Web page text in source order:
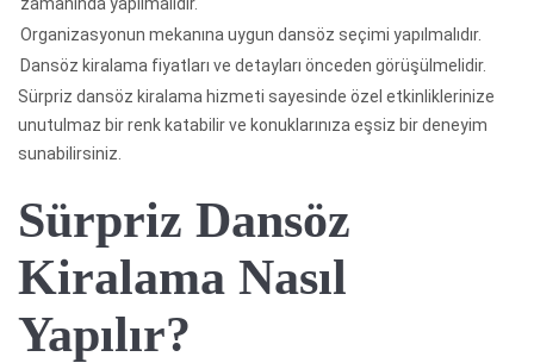
Organizasyonun mekanına uygun dansöz seçimi yapılmalıdır.
Dansöz kiralama fiyatları ve detayları önceden görüşülmelidir.
Sürpriz dansöz kiralama hizmeti sayesinde özel etkinliklerinize
unutulmaz bir renk katabilir ve konuklarınıza eşsiz bir deneyim
sunabilirsiniz.
Sürpriz Dansöz
Kiralama Nasıl
Yapılır?